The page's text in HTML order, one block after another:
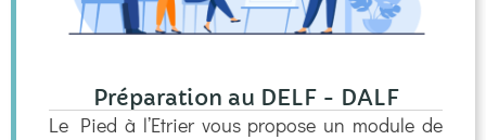
Préparation au DELF - DALF
Le Pied à l’Etrier vous propose un module de